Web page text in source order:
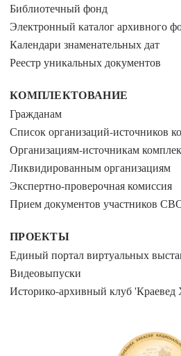
Библиотечный фонд
Электронный каталог архивного
Календари знаменательных дат
Реестр уникальных документов
КОМПЛЕКТОВАНИЕ
Гражданам
Список организаций-источников
Организациям-источникам
Ликвидированным организациям
Экспертно-проверочная комиссия
Прием документов участников
ПРОЕКТЫ
Единый портал виртуальных
Видеовыпуски
Историко-архивный клуб 'Краевед